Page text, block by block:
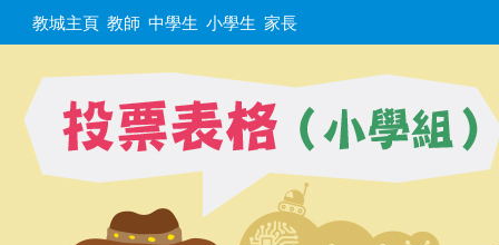
教城主頁 教師 中學生 小學生 家長